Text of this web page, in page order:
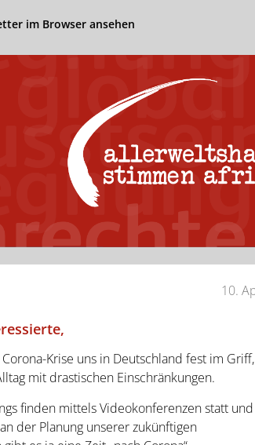
im Browser ansehen
10.
Krise uns in Deutschland fest im Griff,
mit drastischen Einschränkungen.
finden mittels Videokonferenzen statt
der Planung unserer zukünftigen